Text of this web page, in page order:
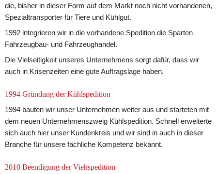
die, bisher in dieser Form auf dem Markt noch nicht vorhandenen,
Spezialtransporter für Tiere und Kühlgut.
1992 integrieren wir in die vorhandene Spedition die Sparten
Fahrzeugbau- und Fahrzeughandel.
Die Vielseitigkeit unseres Unternehmens sorgt dafür, dass wir
auch in Krisenzeiten eine gute Auftragslage haben.
1994 Gründung der Kühlspedition
1994 bauten wir unser Unternehmen weiter aus und starteten mit
dem neuen Unternehmenszweig Kühlspedition. Schnell erweiterte
sich auch hier unser Kundenkreis und wir sind in auch in dieser
Branche für unsere fachliche Kompetenz bekannt.
2010 Beendigung der Viehspedition